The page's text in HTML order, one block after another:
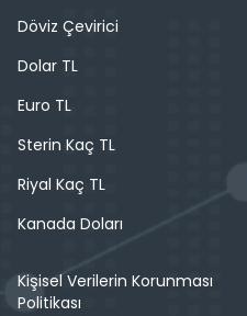
Döviz Çevirici
Dolar TL
Euro TL
Sterin Kaç TL
Riyal Kaç TL
Kanada Doları
Kişisel Verilerin Korunması
Politikası